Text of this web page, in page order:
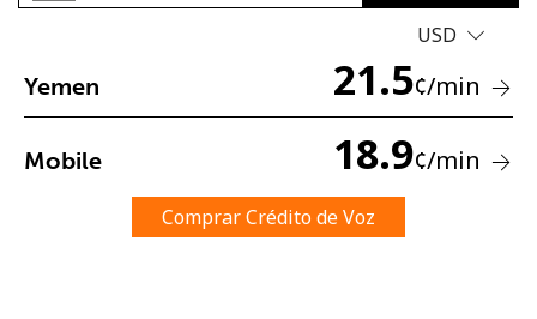
No se ha creado una contraseña
Mínimo 8 caracteres
Un caracter especial
USD
Yemen 21.5¢/min
Mobile 18.9¢/min
Comprar Crédito de Voz